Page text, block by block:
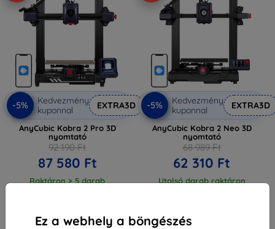
Ez a webhely a böngészés
-5%
Kedvezmény
kuponnal
EXTRA3D
AnyCubic Kobra 2 Pro 3D
nyomtató
92 190 Ft
87 580 Ft
Raktáron > 5 darab
-5%
Kedvezmény
kuponnal
EXTRA3D
AnyCubic Kobra 2 Neo 3D
nyomtató
68 989 Ft
62 310 Ft
Utolsó darab raktáron